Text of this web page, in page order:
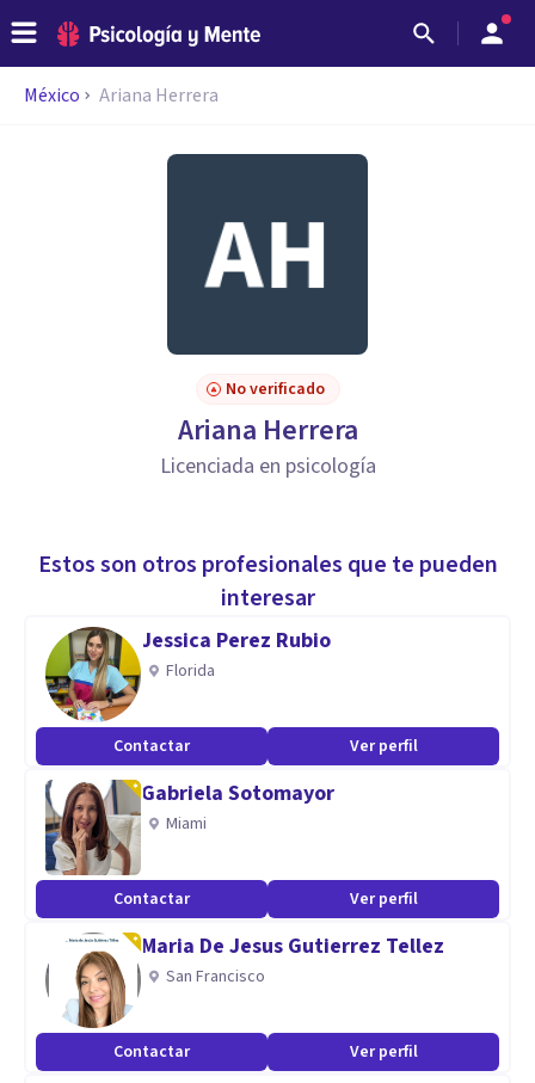
México Ariana Herrera
No verificado
Ariana Herrera
Licenciada en psicología
Estos son otros profesionales que te pueden
interesar
Jessica Perez Rubio
Florida
Contactar Ver perfil
Gabriela Sotomayor
Miami
Contactar Ver perfil
Maria De Jesus Gutierrez Tellez
San Francisco
Contactar Ver perfil